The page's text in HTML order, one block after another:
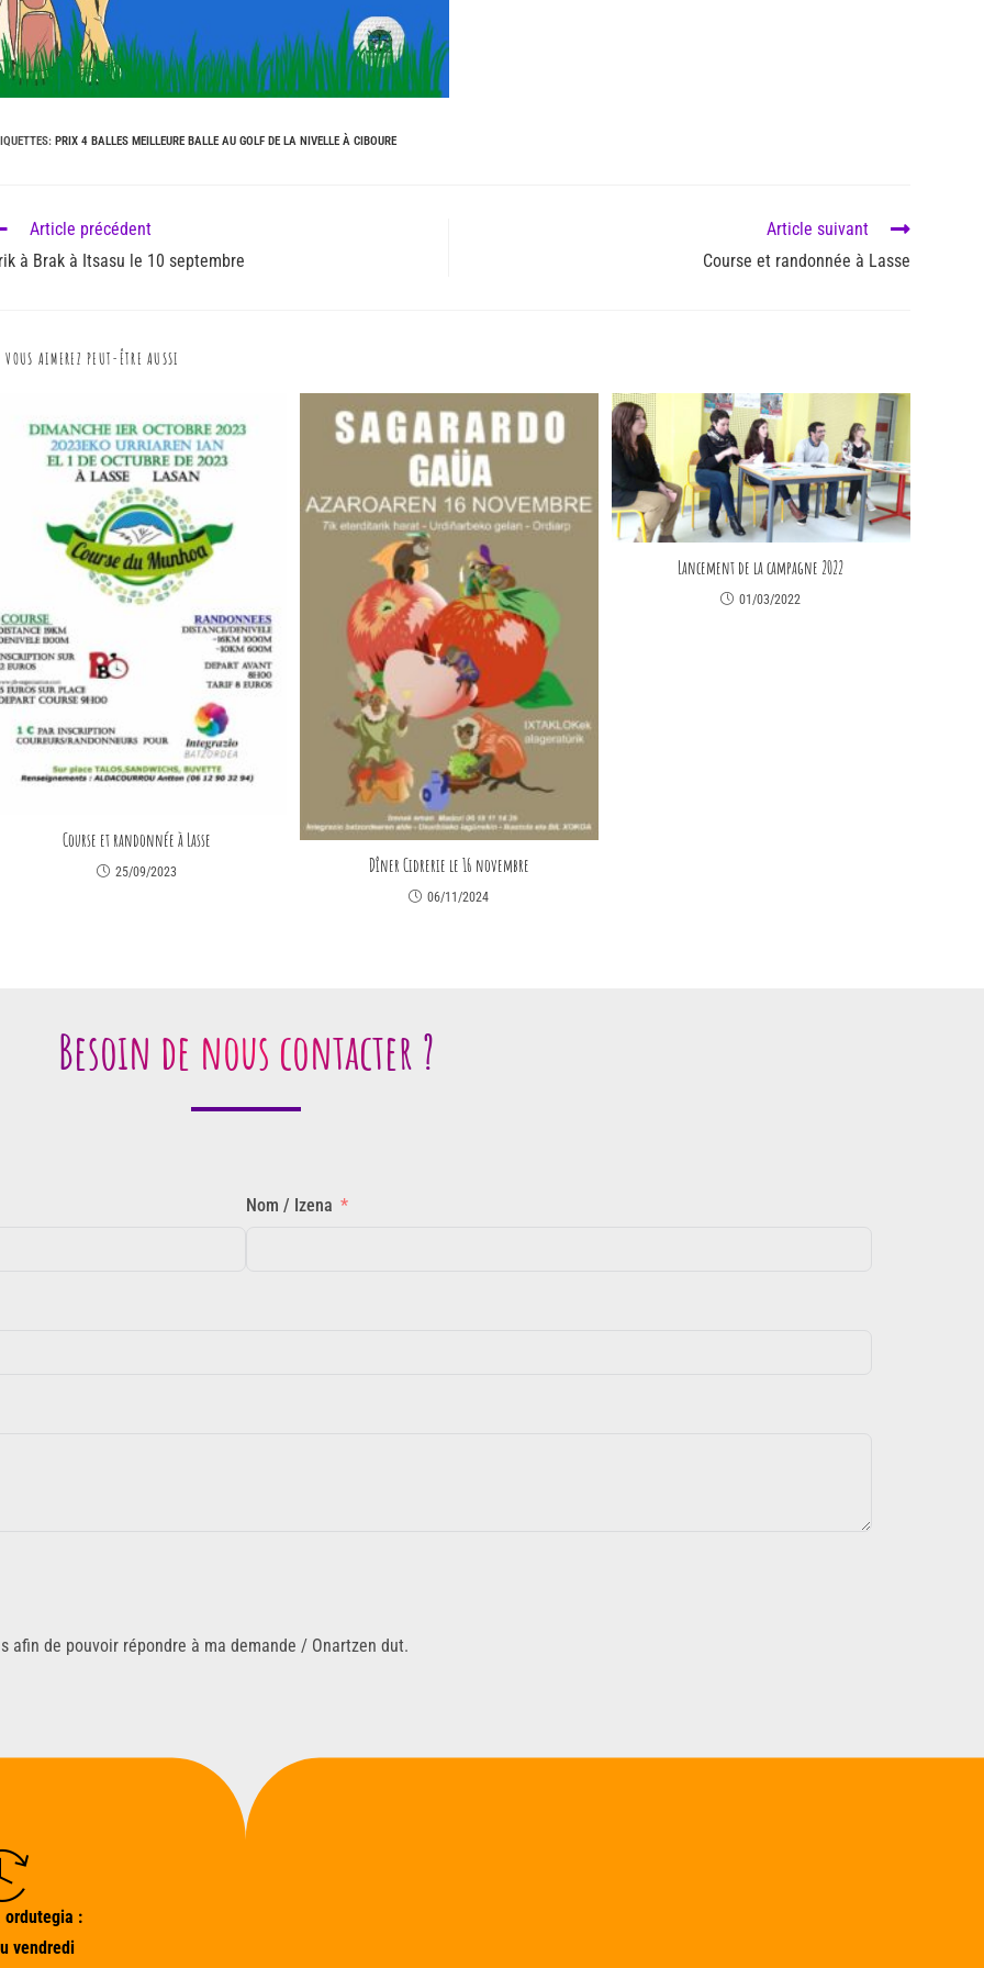
: PRIX 4 BALLES MEILLEURE BALLE AU GOLF DE LA NIVELLE À CIBOURE
Article précédent
à Brak à Itsasu le 10 septembre
Article suivant
Course et randonnée à Lasse
VOUS AIMEREZ PEUT-ÊTRE AUSSI
Course et randonnée à Lasse
25/09/2023 Dîner Cidrerie le 16 novembre
06/11/2024
Lancement de la campagne 2022
01/03/2022
Besoin de nous contacter ?
Nom / Izena
de pouvoir répondre à ma demande / Onartzen dut.
ordutegia :
vendredi